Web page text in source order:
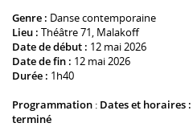
Genre : Danse contemporaine
Lieu : Théâtre 71, Malakoff
Date de début : 12 mai 2026
Date de fin : 12 mai 2026
Durée : 1h40
Programmation : Dates et horaires :
terminé